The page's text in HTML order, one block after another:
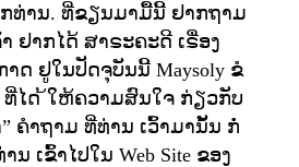
ທ່ານ. ທີ່ຂຽນມາມື້ນີ້ ຢາກຖາມ
ຢາກໄດ້ ສາຣະຄະດີ ເຣື່ອງ
າດ ຢູໃນປັດຈຸບັນນີ້ Maysoly ຂໍ
ທີ່ໄດ ້ໃຫ້ຄວາມສົນໃຈ ກ່ຽວກັບ
ຄຳຖາມ ທີ່ທ່ານ ເວົ້າມານັ້ນ ກໍ່
ເຂົ້າໄປໃນ Web Site ຂອງ